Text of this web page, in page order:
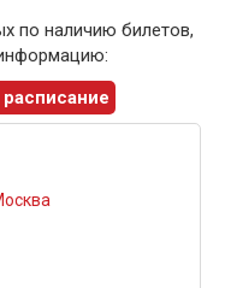
по наличию билетов,
расписание